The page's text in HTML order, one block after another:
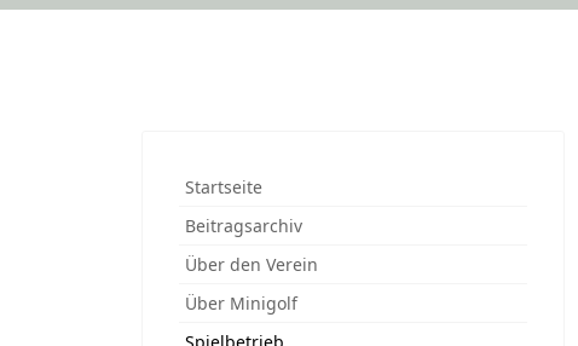
Startseite
Beitragsarchiv
Über den Verein
Über Minigolf